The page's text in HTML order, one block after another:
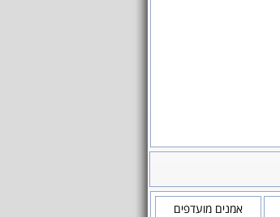
אמנים מועדפים